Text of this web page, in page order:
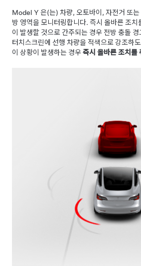
Model Y 은(는) 차량, 오토바이, 자전거 또
방 영역을 모니터링합니다. 즉시 올바른 조치
이 발생할 것으로 간주되는 경우 전방 충돌
터치스크린에 선행 차량을 적색으로 강조하
이 상황이 발생하는 경우즉시 올바른 조치를